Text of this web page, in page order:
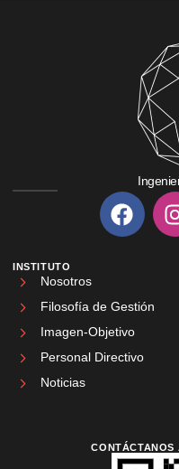
INSTITUTO
Nosotros
Filosofía de Gestión
Imagen-Objetivo
Personal Directivo
Noticias
CONTÁCTANOS